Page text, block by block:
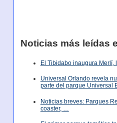
Noticias más leídas
El Tibidabo inaugura Merlí,
Universal Orlando revela
parte del parque Universal
Noticias breves: Parques
coaster, …